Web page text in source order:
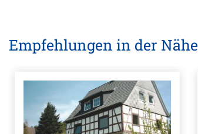
Empfehlungen in der Nähe